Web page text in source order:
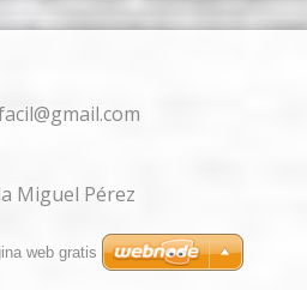
mail.com
Miguel Pérez
web gratis